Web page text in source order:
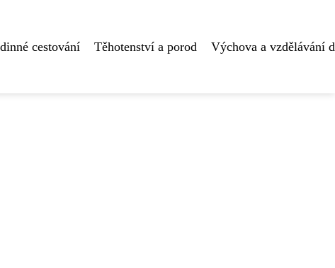
cestování Těhotenství a porod Výchova a vzdělávání